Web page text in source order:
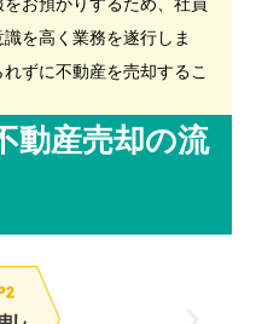
を高く業務を遂行しま
ずに不動産を売却するこ
動産売却の流